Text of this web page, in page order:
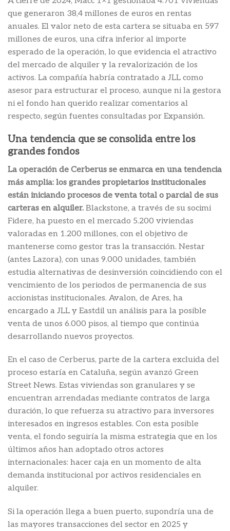
que generaron 38,4 millones de euros en rentas
anuales. El valor neto de esta cartera se situaba en 597
millones de euros, una cifra inferior al importe
esperado de la operación, lo que evidencia el atractivo
del mercado de alquiler y la revalorización de los
activos. La compañía habría contratado a JLL como
asesor para estructurar el proceso, aunque ni la gestora
ni el fondo han querido realizar comentarios al
respecto, según fuentes consultadas por Expansión.
Una tendencia que se consolida entre los
grandes fondos
La operación de Cerberus se enmarca en una tendencia
más amplia: los grandes propietarios institucionales
están iniciando procesos de venta total o parcial de sus
carteras en alquiler. Blackstone, a través de su socimi
Fidere, ha puesto en el mercado 5.200 viviendas
valoradas en 1.200 millones, con el objetivo de
mantenerse como gestor tras la transacción. Nestar
(antes Lazora), con unas 9.000 unidades, también
estudia alternativas de desinversión coincidiendo con el
vencimiento de los periodos de permanencia de sus
accionistas institucionales. Avalon, de Ares, ha
encargado a JLL y Eastdil un análisis para la posible
venta de unos 6.000 pisos, al tiempo que continúa
desarrollando nuevos proyectos.
En el caso de Cerberus, parte de la cartera excluida del
proceso estaría en Cataluña, según avanzó Green
Street News. Estas viviendas son granulares y se
encuentran arrendadas mediante contratos de larga
duración, lo que refuerza su atractivo para inversores
interesados en ingresos estables. Con esta posible
venta, el fondo seguiría la misma estrategia que en los
últimos años han adoptado otros actores
internacionales: hacer caja en un momento de alta
demanda institucional por activos residenciales en
alquiler.
Si la operación llega a buen puerto, supondría una de
las mayores transacciones del sector en 2025 y